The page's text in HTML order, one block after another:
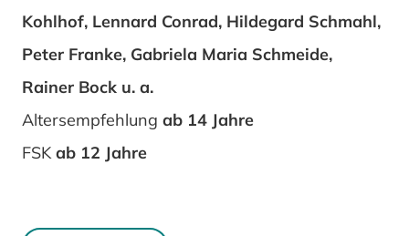
Kohlhof, Lennard Conrad, Hildegard Schmahl,
Peter Franke, Gabriela Maria Schmeide,
Rainer Bock u. a.
Altersempfehlung ab 14 Jahre
FSK ab 12 Jahre